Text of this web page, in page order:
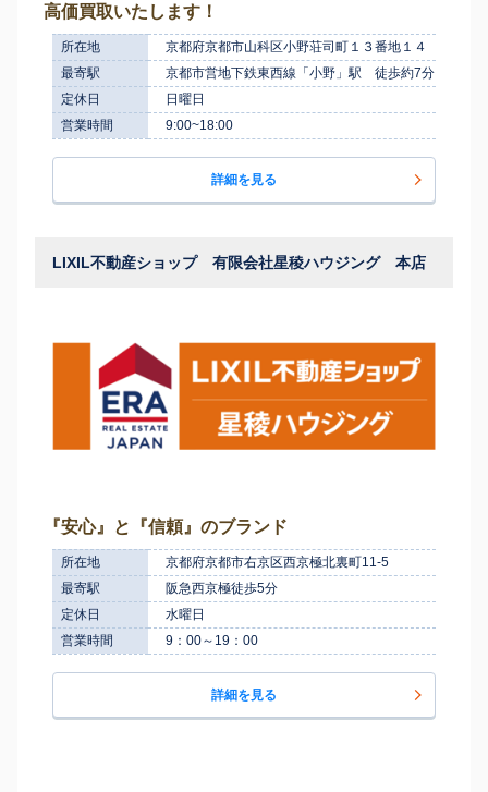
高価買取いたします！
所在地
京都府京都市山科区小野荘司町１３番地１４
最寄駅
京都市営地下鉄東西線「小野」駅 徒歩約7分
定休日
日曜日
営業時間
9:00~18:00
詳細を見る
LIXIL不動産ショップ 有限会社星稜ハウジング 本店
『安心』と『信頼』のブランド
所在地
京都府京都市右京区西京極北裏町11-5
最寄駅
阪急西京極徒歩5分
定休日
水曜日
営業時間
9：00～19：00
詳細を見る